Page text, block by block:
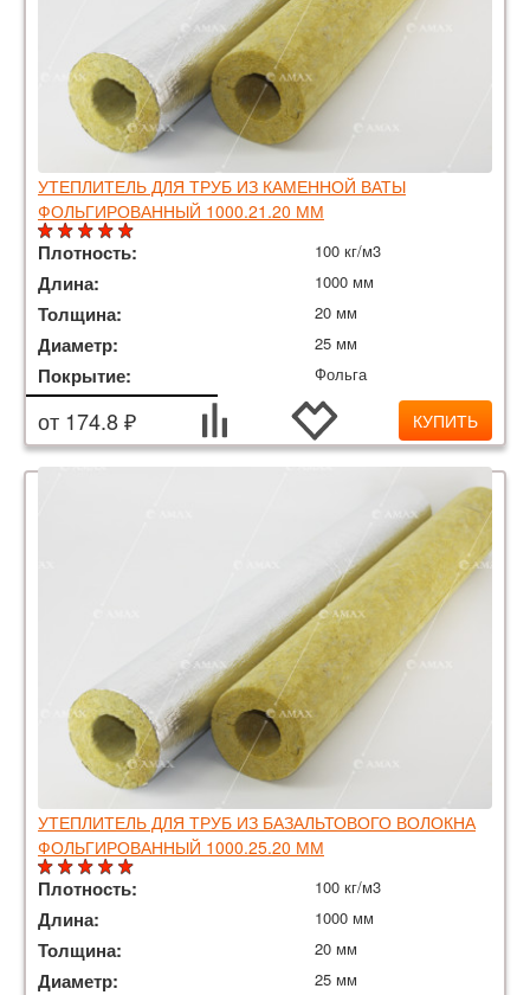
УТЕПЛИТЕЛЬ ДЛЯ ТРУБ ИЗ КАМЕННОЙ ВАТЫ
ФОЛЬГИРОВАННЫЙ 1000.21.20 ММ
Плотность: 100 кг/м3
Длина: 1000 мм
Толщина: 20 мм
Диаметр: 25 мм
Покрытие: Фольга
от 174.8 ₽ КУПИТЬ
УТЕПЛИТЕЛЬ ДЛЯ ТРУБ ИЗ БАЗАЛЬТОВОГО ВОЛОКНА
ФОЛЬГИРОВАННЫЙ 1000.25.20 ММ
Плотность: 100 кг/м3
Длина: 1000 мм
Толщина: 20 мм
Диаметр: 25 мм